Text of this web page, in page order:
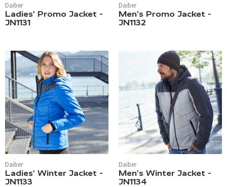
Daiber
Ladies' Promo Jacket -
JN1131
Daiber
Men's Promo Jacket -
JN1132
Daiber
Ladies' Winter Jacket -
JN1133
Daiber
Men's Winter Jacket -
JN1134